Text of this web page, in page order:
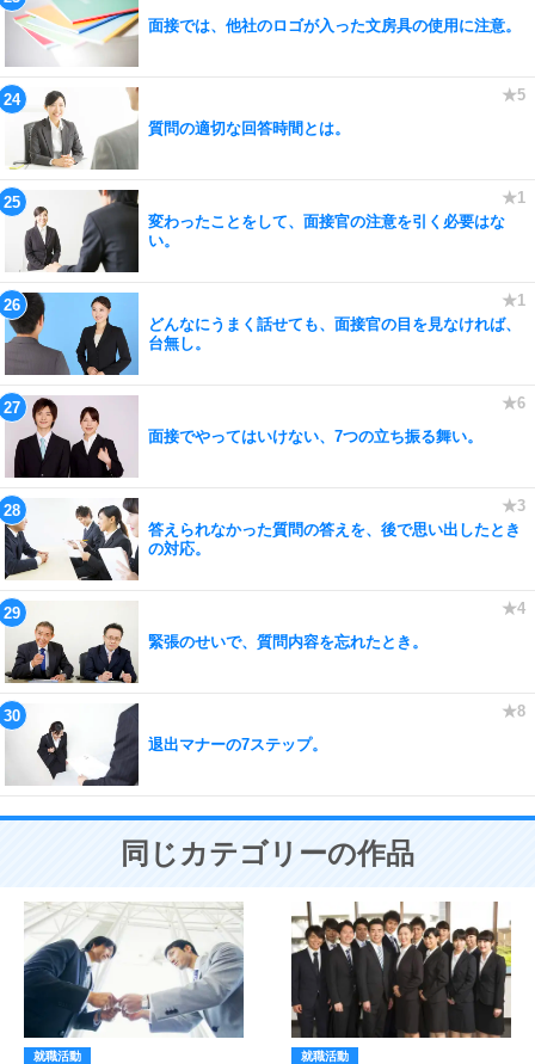
面接では、他社のロゴが入った文房具の使用に注意。
質問の適切な回答時間とは。
変わったことをして、面接官の注意を引く必要はな
い。
どんなにうまく話せても、面接官の目を見なければ、
台無し。
面接でやってはいけない、7つの立ち振る舞い。
答えられなかった質問の答えを、後で思い出したとき
の対応。
緊張のせいで、質問内容を忘れたとき。
退出マナーの7ステップ。
同じカテゴリーの作品
就職活動 就職活動